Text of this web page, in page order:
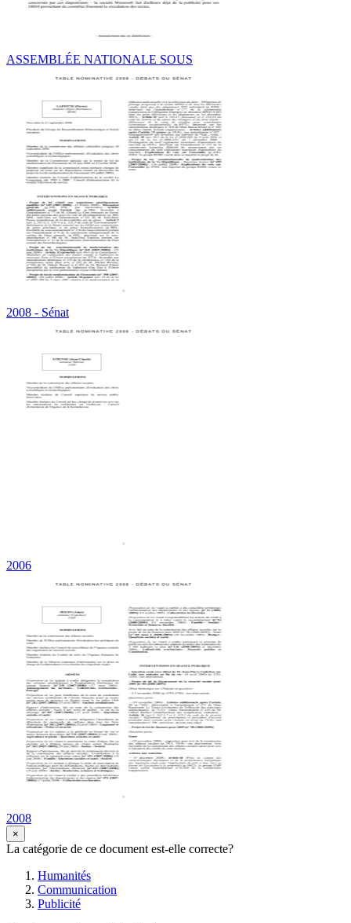
ASSEMBLÉE NATIONALE SOUS
2008 - Sénat
2006
2008
×
La catégorie de ce document est-elle correcte?
Humanités
Communication
Publicité